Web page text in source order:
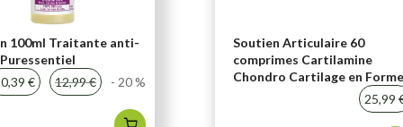
100ml Traitante anti-
€
12,99 € - 20 %
Soutien Articulaire 60
comprimes Cartilamine
Chondro Cartilage en Forme
25,99